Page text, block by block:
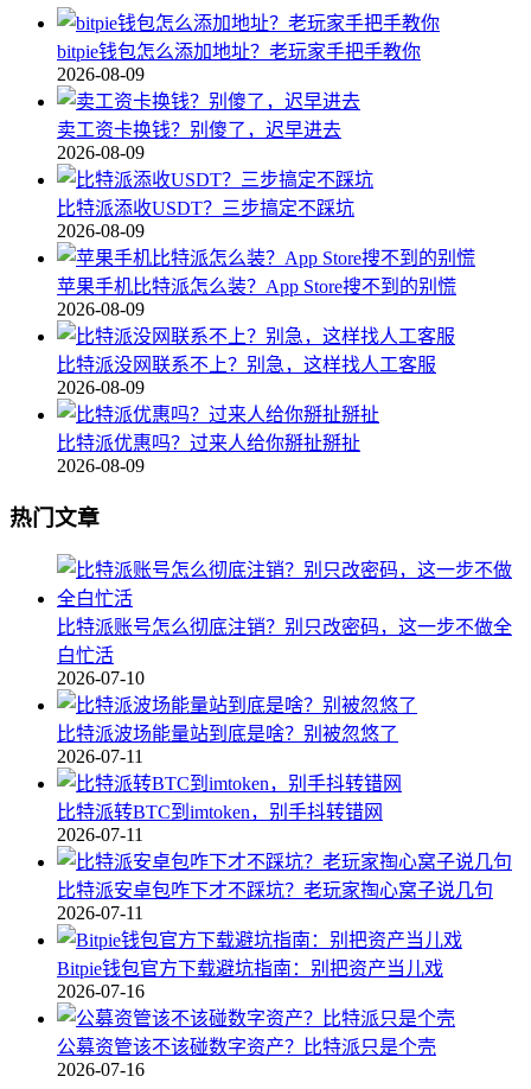
bitpie钱包怎么添加地址？老玩家手把手教你
2026-08-09
卖工资卡换钱？别傻了，迟早进去
2026-08-09
比特派添收USDT？三步搞定不踩坑
2026-08-09
苹果手机比特派怎么装？App Store搜不到的别慌
2026-08-09
比特派没网联系不上？别急，这样找人工客服
2026-08-09
比特派优惠吗？过来人给你掰扯掰扯
2026-08-09
热门文章
比特派账号怎么彻底注销？别只改密码，这一步不做全
白忙活
2026-07-10
比特派波场能量站到底是啥？别被忽悠了
2026-07-11
比特派转BTC到imtoken，别手抖转错网
2026-07-11
比特派安卓包咋下才不踩坑？老玩家掏心窝子说几句
2026-07-11
Bitpie钱包官方下载避坑指南：别把资产当儿戏
2026-07-16
公募资管该不该碰数字资产？比特派只是个壳
2026-07-16